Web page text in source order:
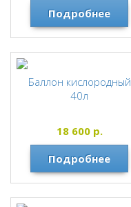
Подробнее
Баллон кислородный
40л
18 600р.
Подробнее